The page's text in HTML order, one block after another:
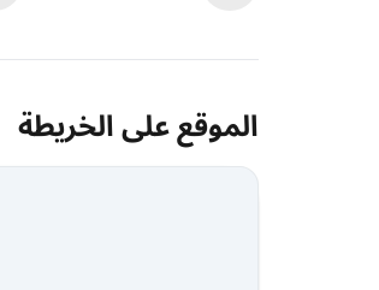
الموقع على الخريطة